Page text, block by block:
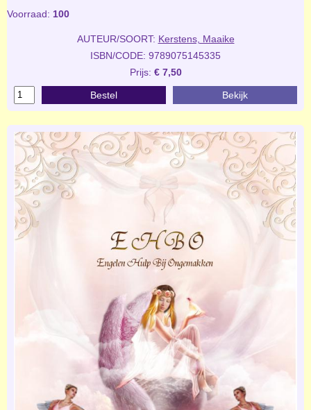
Voorraad: 100
AUTEUR/SOORT: Kerstens, Maaike
ISBN/CODE: 9789075145335
Prijs: € 7,50
Bestel Bekijk